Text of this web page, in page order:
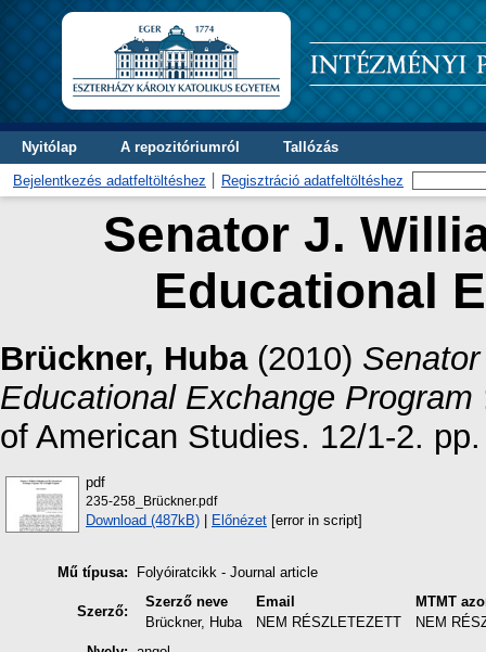
Nyitólap A repozitóriumról Tallózás
Bejelentkezés adatfeltöltéshez Regisztráció adatfeltöltéshez
Senator J.
Educational
Brückner, Huba(2010)
Educational Exchange Program
of American Studies. 12/1-2.
pdf
235-258_Brückner.pdf
Download (487kB) | Előnézet [error in script]
Mű típusa: Folyóiratcikk - Journal article
Szerző:
Szerző neve Email
MTMT
Brückner, Huba
NEM RÉSZLETEZETT
NEM